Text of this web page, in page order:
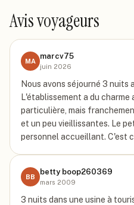
Avis voyageurs
MA
marcv75
juin 2026
Nous avons séjourné 3 nuits
L'établissement a du
particulière, mais
et un peu vieillissantes. Le
personnel accueillant. C'est
BB
betty boop260369
mars 2009
3 nuits dans une usine à